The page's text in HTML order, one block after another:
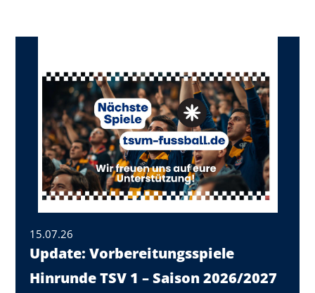
15.07.26
Update: Vorbereitungsspiele
Hinrunde TSV 1 – Saison 2026/2027